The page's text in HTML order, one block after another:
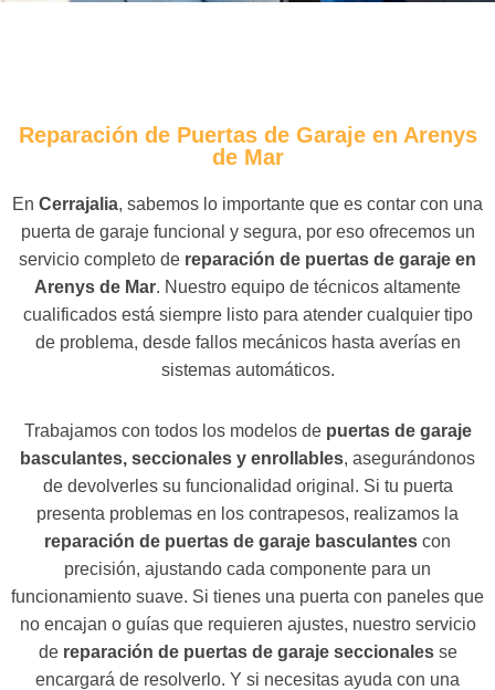
Reparación de Puertas de Garaje en Arenys
de Mar
En Cerrajalia, sabemos lo importante que es contar con una
puerta de garaje funcional y segura, por eso ofrecemos un
servicio completo de reparación de puertas de garaje en
Arenys de Mar. Nuestro equipo de técnicos altamente
cualificados está siempre listo para atender cualquier tipo
de problema, desde fallos mecánicos hasta averías en
sistemas automáticos.
Trabajamos con todos los modelos de puertas de garaje
basculantes, seccionales y enrollables, asegurándonos
de devolverles su funcionalidad original. Si tu puerta
presenta problemas en los contrapesos, realizamos la
reparación de puertas de garaje basculantes con
precisión, ajustando cada componente para un
funcionamiento suave. Si tienes una puerta con paneles que
no encajan o guías que requieren ajustes, nuestro servicio
de reparación de puertas de garaje seccionalesse
encargará de resolverlo. Y si necesitas ayuda con una